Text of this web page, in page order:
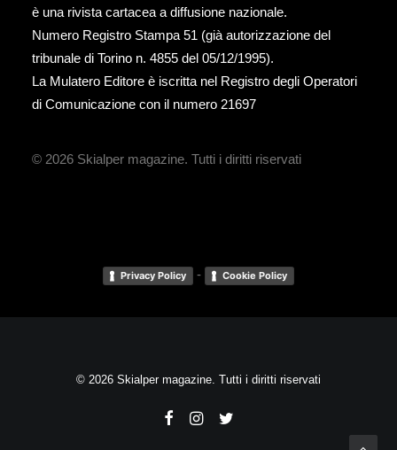
è una rivista cartacea a diffusione nazionale.
Numero Registro Stampa 51 (già autorizzazione del
tribunale di Torino n. 4855 del 05/12/1995).
La Mulatero Editore è iscritta nel Registro degli Operatori
di Comunicazione con il numero 21697
© 2026 Skialper magazine. Tutti i diritti riservati
Privacy Policy - Cookie Policy
© 2026 Skialper magazine. Tutti i diritti riservati